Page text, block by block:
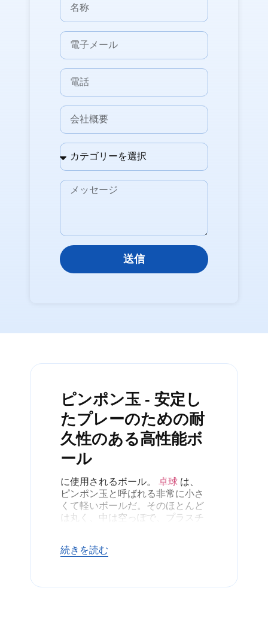
送信
ピンポン玉 - 安定し
たプレーのための耐
久性のある高性能ボ
ール
に使用されるボール。 卓球 は、
ピンポン玉と呼ばれる非常に小さ
くて軽いボールだ。そのほとんど
は丸く、中は空っぽで、プラスチ
入る。正しいピンポン玉を選ぶこ
も重要です。現在、ピンポン玉の
続きを読む